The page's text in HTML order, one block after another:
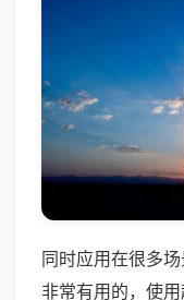
同时应用在很多
非常有用的，使